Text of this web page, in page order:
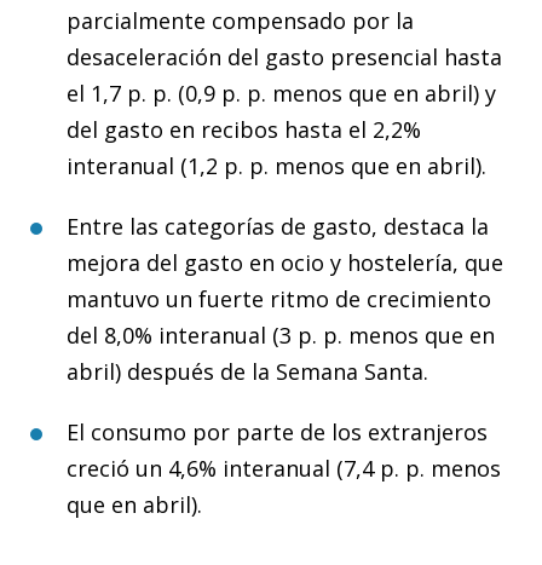
parcialmente compensado por la
desaceleración del gasto presencial hasta
el 1,7 p. p. (0,9 p. p. menos que en abril) y
del gasto en recibos hasta el 2,2%
interanual (1,2 p. p. menos que en abril).
Entre las categorías de gasto, destaca la
mejora del gasto en ocio y hostelería, que
mantuvo un fuerte ritmo de crecimiento
del 8,0% interanual (3 p. p. menos que en
abril) después de la Semana Santa.
El consumo por parte de los extranjeros
creció un 4,6% interanual (7,4 p. p. menos
que en abril).